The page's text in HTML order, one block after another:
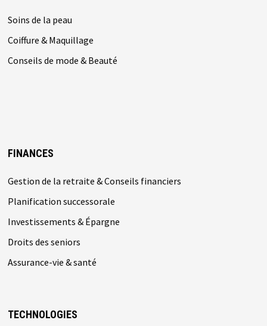
Soins de la peau
Coiffure & Maquillage
Conseils de mode & Beauté
FINANCES
Gestion de la retraite & Conseils financiers
Planification successorale
Investissements & Épargne
Droits des seniors
Assurance-vie & santé
TECHNOLOGIES